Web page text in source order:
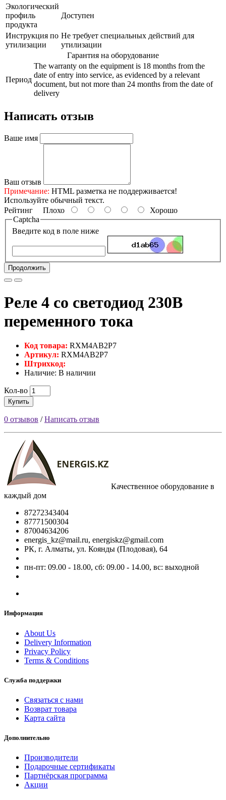
Экологический
профиль
продукта
Доступен
Инструкция по
утилизации
Не требует специальных действий для
утилизации
Гарантия на оборудование
Период
The warranty on the equipment is 18 months from the
date of entry into service, as evidenced by a relevant
document, but not more than 24 months from the date of
delivery
Написать отзыв
Ваше имя
Ваш отзыв
Примечание: HTML разметка не поддерживается!
Используйте обычный текст.
Рейтинг Плохо
Хорошо
Captcha
Введите код в поле ниже
Продолжить
Реле 4 co светодиод 230В
переменного тока
Код товара: RXM4AB2P7
Артикул: RXM4AB2P7
Штрихкод:
Наличие: В наличии
Кол-во
Купить
0 отзывов /Написать отзыв
Качественное оборудование в
каждый дом
87272343404
87771500304
87004634206
energis_kz@mail.ru, energiskz@gmail.com
РК, г. Алматы, ул. Коянды (Плодовая), 64
пн-пт: 09.00 - 18.00, сб: 09.00 - 14.00, вс: выходной
Информация
About Us
Delivery Information
Privacy Policy
Terms & Conditions
Служба поддержки
Связаться с нами
Возврат товара
Карта сайта
Дополнительно
Производители
Подарочные сертификаты
Партнёрская программа
Акции